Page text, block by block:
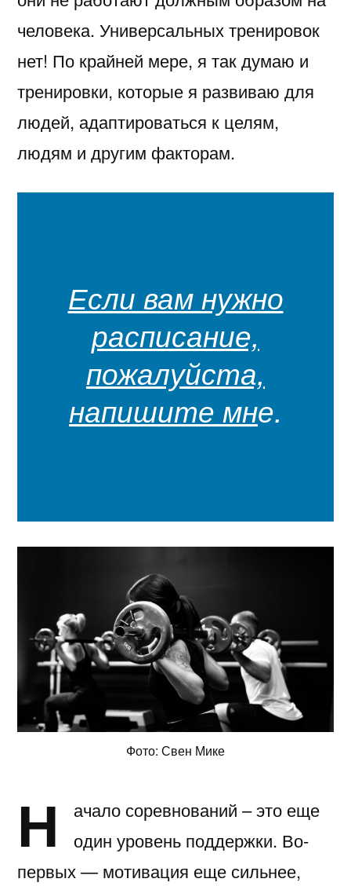
человека. Универсальных тренировок
нет! По крайней мере, я так думаю и
тренировки, которые я развиваю для
людей, адаптироваться к целям,
людям и другим факторам.
Если вам нужно
расписание,
пожалуйста,
напишите мне.
Фото: Свен Мике
Н
ачало соревнований – это еще
один уровень поддержки. Во-
первых — мотивация еще сильнее,